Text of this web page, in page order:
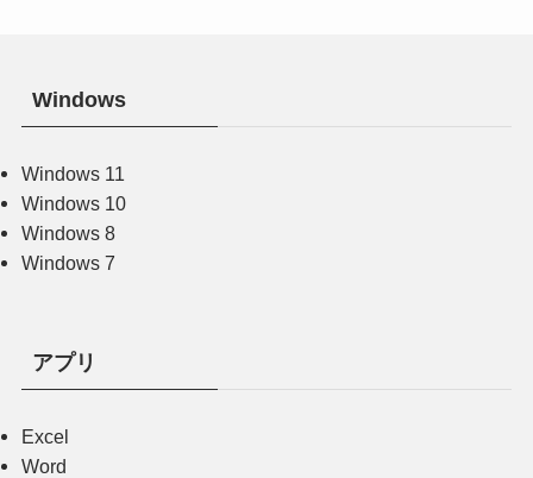
Windows
Windows 11
Windows 10
Windows 8
Windows 7
アプリ
Excel
Word